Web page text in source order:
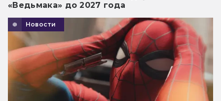
«Ведьмака» до 2027 года
Новости